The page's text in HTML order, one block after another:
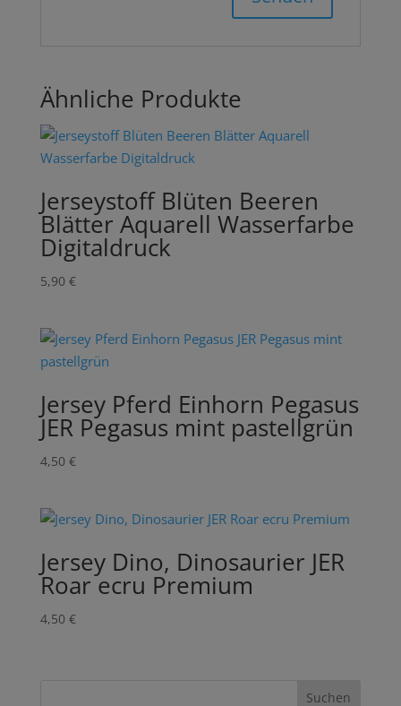
Ähnliche Produkte
Jerseystoff Blüten Beeren
Blätter Aquarell Wasserfarbe
Digitaldruck
5,90 €
Jersey Pferd Einhorn Pegasus
JER Pegasus mint pastellgrün
4,50 €
Jersey Dino, Dinosaurier JER
Roar ecru Premium
4,50 €